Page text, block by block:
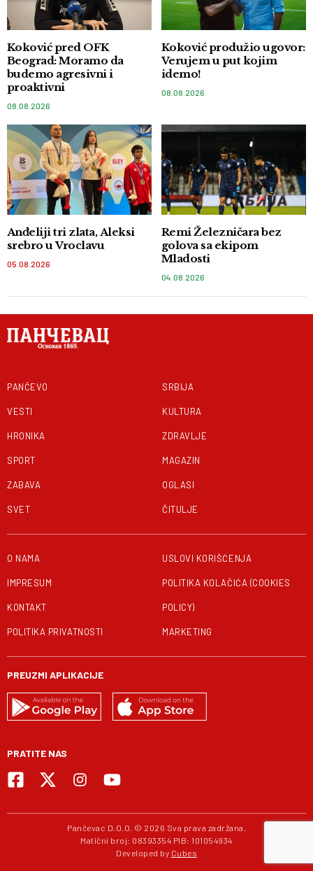
Koković pred OFK
Beograd: Moramo da
budemo agresivni i
proaktivni
08.08.2026
Koković produžio ugovor:
Verujem u put kojim
idemo!
08.08.2026
Anđeliji tri zlata, Aleksi
srebro u Vroclavu
05.08.2026
Remi Železničara bez
golova sa ekipom
Mladosti
04.08.2026
PANČEVO
VESTI
HRONIKA
SPORT
ZABAVA
SVET
SRBIJA
KULTURA
ZDRAVLJE
MAGAZIN
OGLASI
ČITULJE
O NAMA
IMPRESUM
KONTAKT
POLITIKA PRIVATNOSTI
USLOVI KORIŠĆENJA
POLITIKA KOLAČIĆA (COOKIES
POLICY)
MARKETING
PREUZMI APLIKACIJE
PRATITE NAS
Pančevac D.O.O. © 2026 Sva prava zadržana.
Matični broj: 08393354 PIB: 101054934
Developed by Cubes